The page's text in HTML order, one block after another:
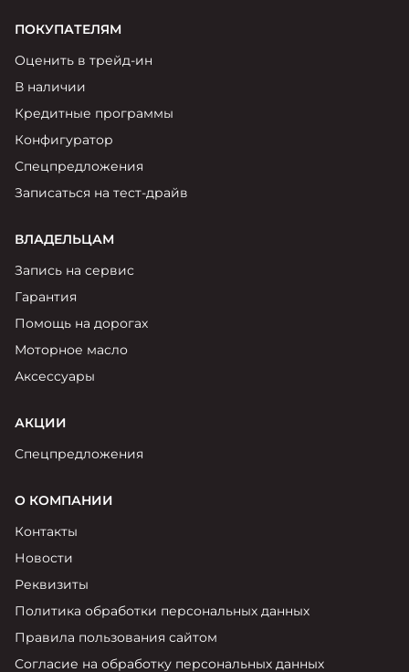
ПОКУПАТЕЛЯМ
Оценить в трейд-ин
В наличии
Кредитные программы
Конфигуратор
Спецпредложения
Записаться на тест-драйв
ВЛАДЕЛЬЦАМ
Запись на сервис
Гарантия
Помощь на дорогах
Моторное масло
Аксессуары
АКЦИИ
Спецпредложения
О КОМПАНИИ
Контакты
Новости
Реквизиты
Политика обработки персональных данных
Правила пользования сайтом
Согласие на обработку персональных данных